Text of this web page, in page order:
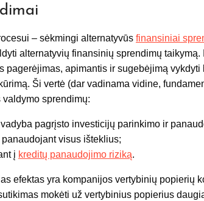
– sėkmingi alternatyvūs finansiniai
alternatyvių finansinių sprendimų
pagerėjimas, apimantis ir sugebėjimą
Ši vertė (dar vadinama vidine,
sprendimų:
pagrįsto investicijų parinkimo ir
visus išteklius;
į kreditų panaudojimo riziką.
efektas yra kompanijos vertybinių popierių
mokėti už vertybinius popierius